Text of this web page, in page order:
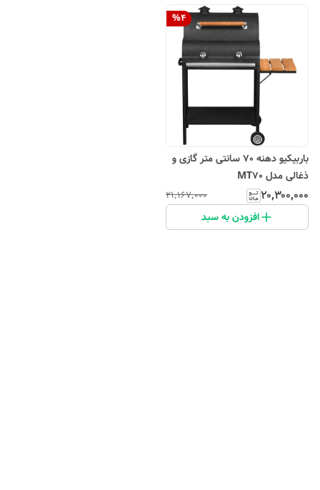
%4
باربیکیو دهنه 70 سانتی متر گازی و
ذغالی مدل MT70
۲۰٬۳۰۰٬۰۰۰ ۲۱٬۱۶۷٬۰۰۰
افزودن به سبد